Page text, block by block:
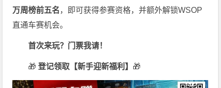
万周榜前五名，即可获得参赛资格，并额外解锁WSOP
直通车赛机会。
首次来玩？门票我请！
🎁 登记领取【新手迎新福利】 🎁